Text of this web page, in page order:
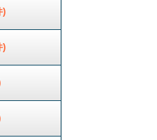
)
)